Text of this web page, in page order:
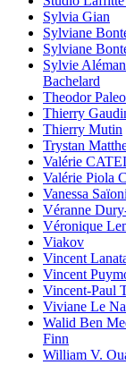
Sylvia Gian
Sylviane
Sylviane
Sylvie
Bachelard
Theodor
Thierry
Thierry Mutin
Trystan
Valérie
Valérie Piola
Vanessa Saïoni
Véranne
Véronique
Viakov
Vincent
Vincent
Vincent-Paul
Viviane Le
Walid Ben
Finn
William V.